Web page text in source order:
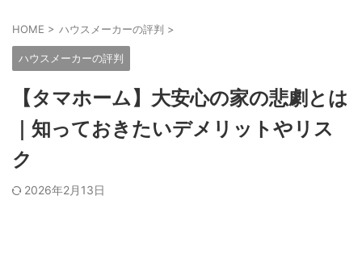
HOME > ハウスメーカーの評判 >
ハウスメーカーの評判
【タマホーム】大安心の家の悲劇とは
｜知っておきたいデメリットやリス
ク
2026年2月13日